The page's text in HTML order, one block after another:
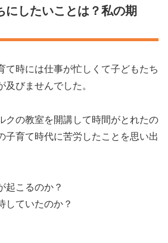
にしたいことは？私の期
て時には仕事が忙しくて子どもたち
びませんでした。
クの教室を開講して時間がとれたの
子育て時代に苦労したことを思い出
起こるのか？
していたのか？